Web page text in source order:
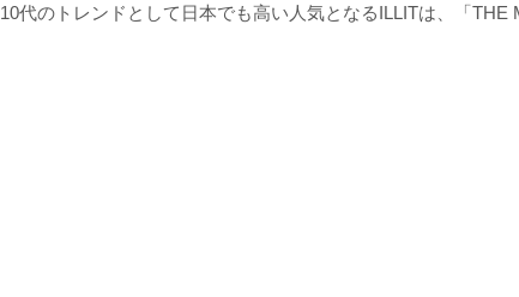
10代のトレンドとして日本でも高い人気となるILLITは、「THE